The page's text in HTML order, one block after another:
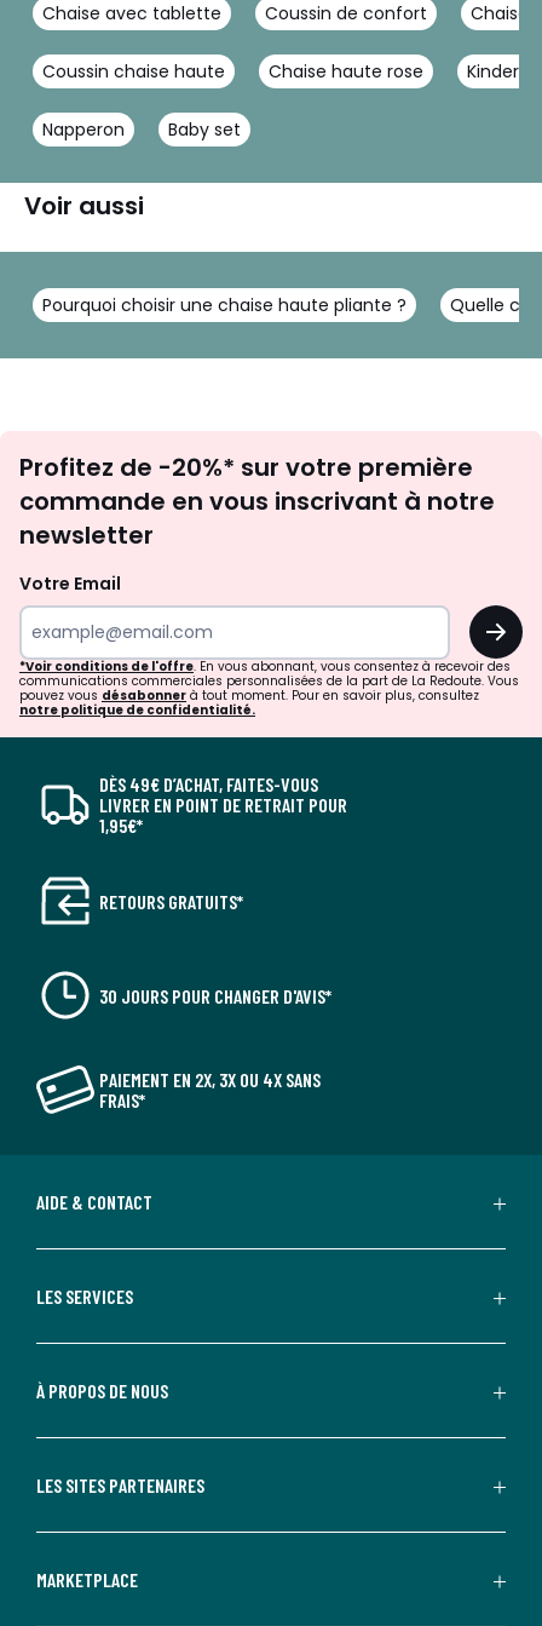
Chaise avec tablette Coussin de confort Chaise
Coussin chaise haute Chaise haute rose
Napperon Baby set
Voir aussi
Pourquoi choisir une chaise haute pliante ? Quelle
newsletter
Profitez de -20%* sur votre première
commande en vous inscrivant à notre
newsletter
Votre Email
OK
*Voir conditions de l'offre. En vous abonnant, vous consentez à recevoir des
communications commerciales personnalisées de la part de La Redoute. Vous
pouvez vous désabonner à tout moment. Pour en savoir plus, consultez
notre politique de confidentialité.
DÈS 49€ D’ACHAT, FAITES-VOUS
LIVRER EN POINT DE RETRAIT POUR
1,95€*
RETOURS GRATUITS*
30 JOURS POUR CHANGER D'AVIS*
PAIEMENT EN 2X, 3X OU 4X SANS
FRAIS*
AIDE & CONTACT
LES SERVICES
À PROPOS DE NOUS
LES SITES PARTENAIRES
MARKETPLACE